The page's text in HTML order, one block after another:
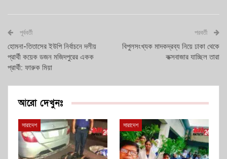
পূর্ববর্তী
হোমনা-তিতাসের ইউপি নির্বাচনে দলীয়
প্রার্থী কয়েক ডজন মজিদপুরের একক
প্রার্থী: ফারুক মিয়া
পরবর্তী
বিপুলসংখ্যক মাদকদ্রব্য নিয়ে ঢাকা থেকে
কক্সবাজার যাচ্ছিল তারা
আরো দেখুনঃ
সারাদেশ সারাদেশ